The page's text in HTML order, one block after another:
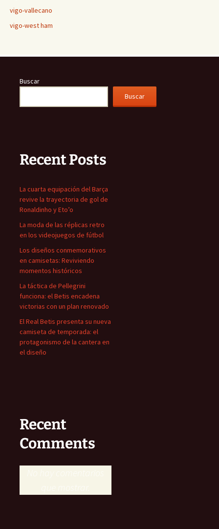
vigo-vallecano
vigo-west ham
Buscar
Buscar
Recent Posts
La cuarta equipación del Barça
revive la trayectoria de gol de
Ronaldinho y Eto’o
La moda de las réplicas retro
en los videojuegos de fútbol
Los diseños conmemorativos
en camisetas: Reviviendo
momentos históricos
La táctica de Pellegrini
funciona: el Betis encadena
victorias con un plan renovado
El Real Betis presenta su nueva
camiseta de temporada: el
protagonismo de la cantera en
el diseño
Recent
Comments